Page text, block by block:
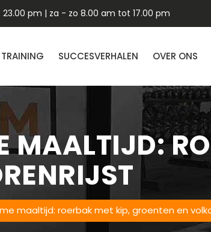
pm | za - zo 8.00 am tot 17.00 pm
SUCCESVERHALEN OVER ONS
MAALTIJD:
maaltijd: roerbak met kip, groenten en